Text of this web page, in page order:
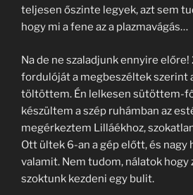
teljesen őszinte legyek, azt sem
hogy mi a fene az a plazmavágás…
Na de ne szaladjunk ennyire előre!
fordulóját a megbeszéltek szerint
töltöttem. Én lelkesen sütöttem-
készültem a szép ruhámban az
megérkeztem Lilláékhoz,
Ott ültek 6-an a gép előtt, és
valamit. Nem tudom, nálatok hogy
szoktunk kezdeni egy bulit.